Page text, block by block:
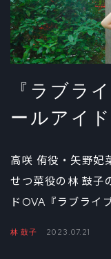
『ラブラ
ールアイ
璃、林 鼓
の今とこ
高咲 侑役・矢野妃
せつ菜役の林 鼓子
ドOVA『ラブライ
林 鼓子 2023.07.21